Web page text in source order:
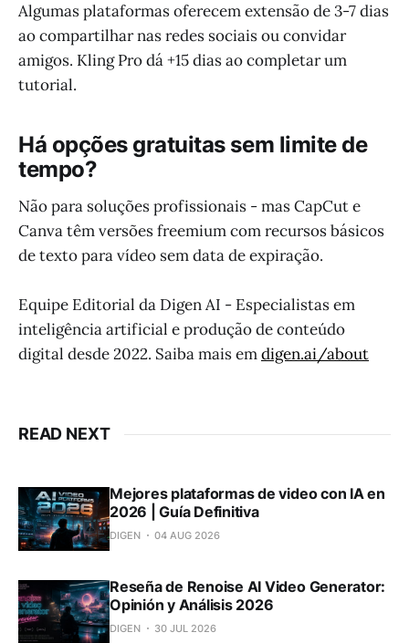
Algumas plataformas oferecem extensão de 3-7 dias
ao compartilhar nas redes sociais ou convidar
amigos. Kling Pro dá +15 dias ao completar um
tutorial.
Há opções gratuitas sem limite de
tempo?
Não para soluções profissionais - mas CapCut e
Canva têm versões freemium com recursos básicos
de texto para vídeo sem data de expiração.
Equipe Editorial da Digen AI - Especialistas em
inteligência artificial e produção de conteúdo
digital desde 2022. Saiba mais emdigen.ai/about
READ NEXT
Mejores plataformas de video con IA en
2026 | Guía Definitiva
DIGEN 04 AUG 2026
Reseña de Renoise AI Video Generator:
Opinión y Análisis 2026
DIGEN 30 JUL 2026